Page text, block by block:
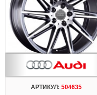
АРТИКУЛ: 504635